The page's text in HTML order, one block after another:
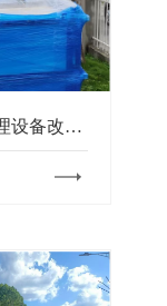
沙市区污水处理设备改造更新项目